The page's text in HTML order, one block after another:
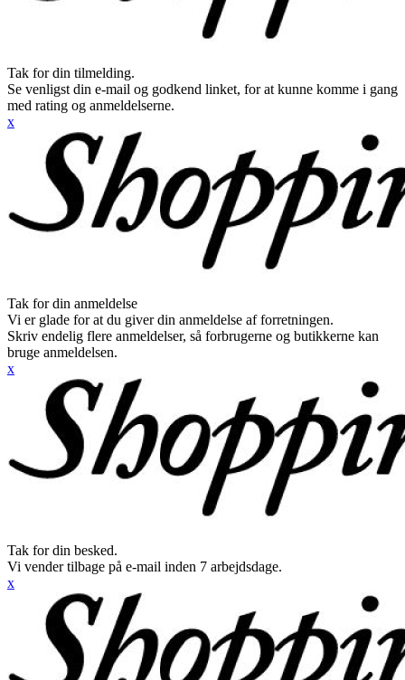
Tak for din tilmelding.
Se venligst din e-mail og godkend linket, for at kunne komme i gang
med rating og anmeldelserne.
x
Tak for din anmeldelse
Vi er glade for at du giver din anmeldelse af forretningen.
Skriv endelig flere anmeldelser, så forbrugerne og butikkerne kan
bruge anmeldelsen.
x
Tak for din besked.
Vi vender tilbage på e-mail inden 7 arbejdsdage.
x